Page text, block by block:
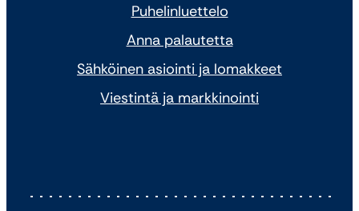
Puhelinluettelo
Anna palautetta
Sähköinen asiointi ja lomakkeet
Viestintä ja markkinointi